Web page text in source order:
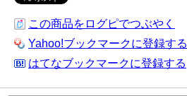
この商品をログピでつぶやく
Yahoo!ブックマークに登録する
はてなブックマークに登録する